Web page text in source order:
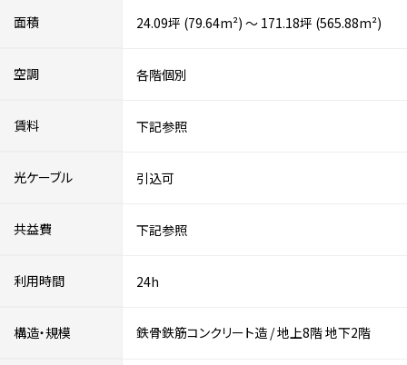
面積 24.09坪 (79.64m²) ～ 171.18坪 (565.88m²)
空調 各階個別
賃料 下記参照
光ケーブル 引込可
共益費 下記参照
利用時間 24h
構造・規模 鉄骨鉄筋コンクリート造 /地上8階地下2階